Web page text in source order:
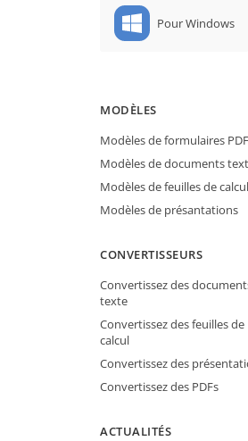
Pour Windows
MODÈLES
Modèles de formulaires PDF
Modèles de documents
Modèles de feuilles de calcul
Modèles de présantations
CONVERTISSEURS
Convertissez des
texte
Convertissez des feuilles de
calcul
Convertissez des
Convertissez des PDFs
ACTUALITÉS